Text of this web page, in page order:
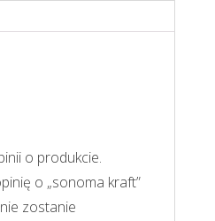
o produkcie.
o „sonoma kraft”
zostanie